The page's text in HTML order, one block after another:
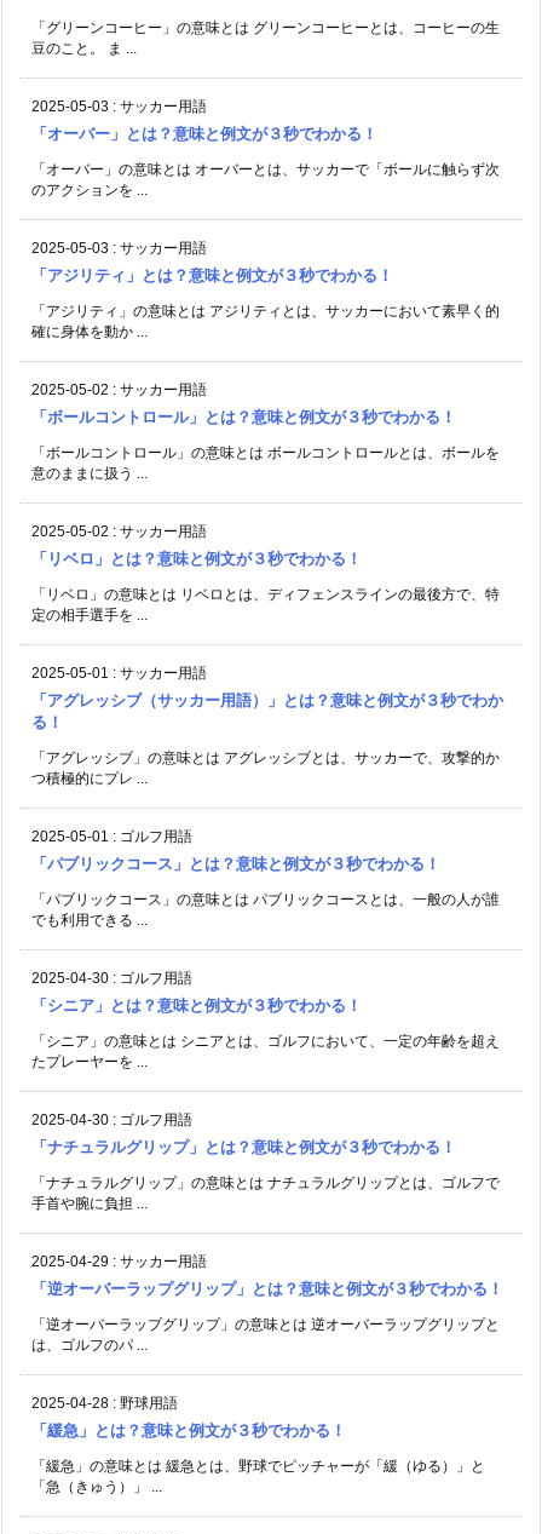
「グリーンコーヒー」の意味とは グリーンコーヒーとは、コーヒーの生
豆のこと。 ま ...
2025-05-03 : サッカー用語
「オーバー」とは？意味と例文が３秒でわかる！
「オーバー」の意味とは オーバーとは、サッカーで「ボールに触らず次
のアクションを ...
2025-05-03 : サッカー用語
「アジリティ」とは？意味と例文が３秒でわかる！
「アジリティ」の意味とは アジリティとは、サッカーにおいて素早く的
確に身体を動か ...
2025-05-02 : サッカー用語
「ボールコントロール」とは？意味と例文が３秒でわかる！
「ボールコントロール」の意味とは ボールコントロールとは、ボールを
意のままに扱う ...
2025-05-02 : サッカー用語
「リベロ」とは？意味と例文が３秒でわかる！
「リベロ」の意味とは リベロとは、ディフェンスラインの最後方で、特
定の相手選手を ...
2025-05-01 : サッカー用語
「アグレッシブ（サッカー用語）」とは？意味と例文が３秒でわか
る！
「アグレッシブ」の意味とは アグレッシブとは、サッカーで、攻撃的か
つ積極的にプレ ...
2025-05-01 : ゴルフ用語
「パブリックコース」とは？意味と例文が３秒でわかる！
「パブリックコース」の意味とは パブリックコースとは、一般の人が誰
でも利用できる ...
2025-04-30 : ゴルフ用語
「シニア」とは？意味と例文が３秒でわかる！
「シニア」の意味とは シニアとは、ゴルフにおいて、一定の年齢を超え
たプレーヤーを ...
2025-04-30 : ゴルフ用語
「ナチュラルグリップ」とは？意味と例文が３秒でわかる！
「ナチュラルグリップ」の意味とは ナチュラルグリップとは、ゴルフで
手首や腕に負担 ...
2025-04-29 : サッカー用語
「逆オーバーラップグリップ」とは？意味と例文が３秒でわかる！
「逆オーバーラップグリップ」の意味とは 逆オーバーラップグリップと
は、ゴルフのパ ...
2025-04-28 : 野球用語
「緩急」とは？意味と例文が３秒でわかる！
「緩急」の意味とは 緩急とは、野球でピッチャーが「緩（ゆる）」と
「急（きゅう）」 ...